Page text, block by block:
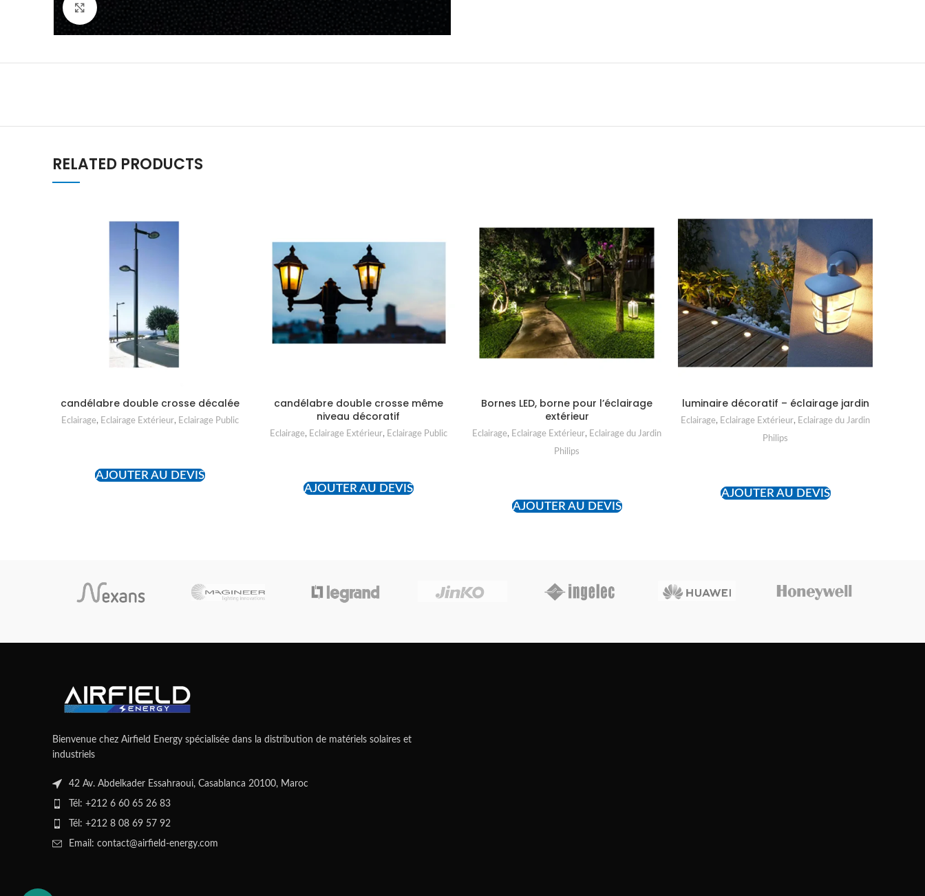
Cliquez pour agrandir
RELATED PRODUCTS
candélabre double crosse décalée
Eclairage, Eclairage Extérieur, Eclairage Public
AJOUTER AU DEVIS
candélabre double crosse même
niveau décoratif
Eclairage, Eclairage Extérieur, Eclairage Public
AJOUTER AU DEVIS
Bornes LED, borne pour l’éclairage
extérieur
Eclairage, Eclairage Extérieur, Eclairage du Jardin
Philips
AJOUTER AU DEVIS
luminaire décoratif – éclairage jardin
Eclairage, Eclairage Extérieur, Eclairage du Jardin
Philips
AJOUTER AU DEVIS
Bienvenue chez Airfield Energy spécialisée dans la distribution de matériels solaires et
industriels
42 Av. Abdelkader Essahraoui, Casablanca 20100, Maroc
Tél: +212 6 60 65 26 83
Tél: +212 8 08 69 57 92
Email: contact@airfield-energy.com